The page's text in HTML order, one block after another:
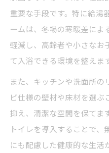
重要な手段です。特に給湯
ームは、冬場の寒暖差によ
軽減し、高齢者や小さなお
て入浴できる環境を整えます
また、キッチンや洗面所の
ビ仕様の壁材や床材を選ぶ
抑え、清潔な空間を保てま
トイレを導入することで
にも配慮した健康的な生活